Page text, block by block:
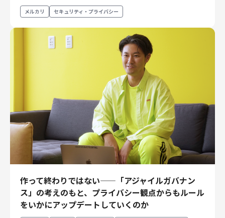
メルカリ セキュリティ・プライバシー
作って終わりではない——「アジャイルガバナン
ス」の考えのもと、プライバシー観点からもルール
をいかにアップデートしていくのか